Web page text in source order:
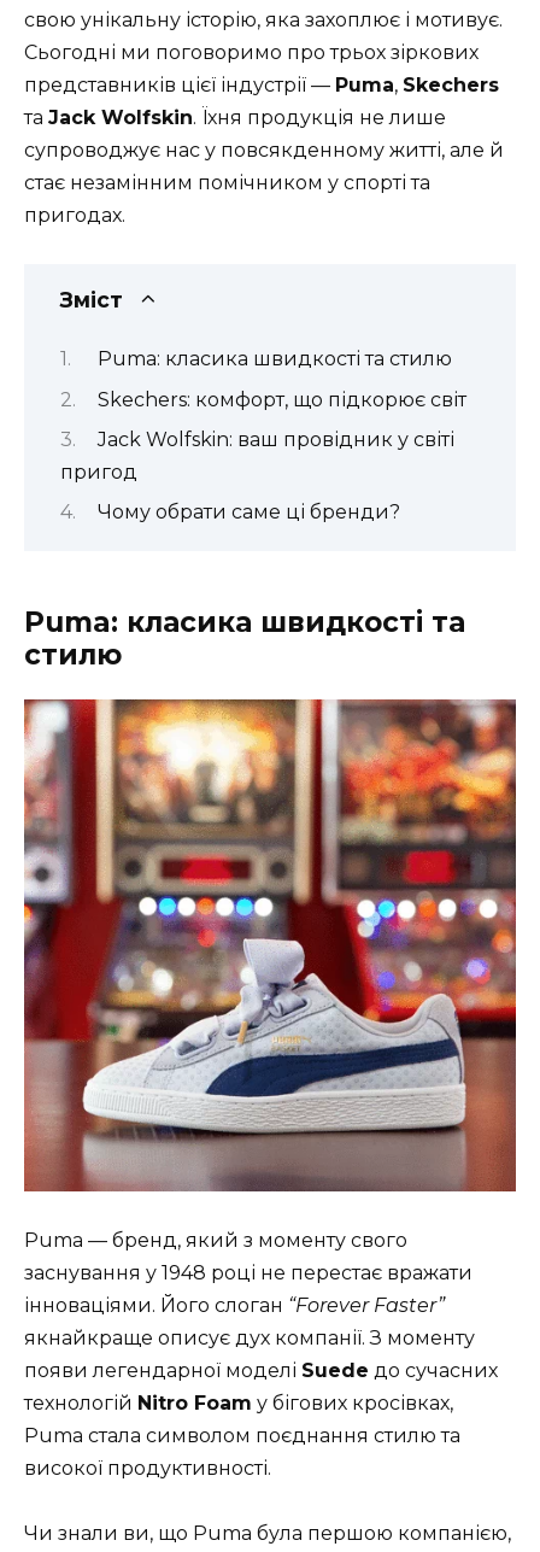
свою унікальну історію, яка захоплює і мотивує.
Сьогодні ми поговоримо про трьох зіркових
представників цієї індустрії — Puma, Skechers
та Jack Wolfskin. Їхня продукція не лише
супроводжує нас у повсякденному житті, але й
стає незамінним помічником у спорті та
пригодах.
Зміст
Puma: класика швидкості та стилю
Skechers: комфорт, що підкорює світ
Jack Wolfskin: ваш провідник у світі
пригод
Чому обрати саме ці бренди?
Puma: класика швидкості та
стилю
Puma — бренд, який з моменту свого
заснування у 1948 році не перестає вражати
інноваціями. Його слоган “Forever Faster”
якнайкраще описує дух компанії. З моменту
появи легендарної моделі Suede до сучасних
технологій Nitro Foam у бігових кросівках,
Puma стала символом поєднання стилю та
високої продуктивності.
Чи знали ви, що Puma була першою компанією,